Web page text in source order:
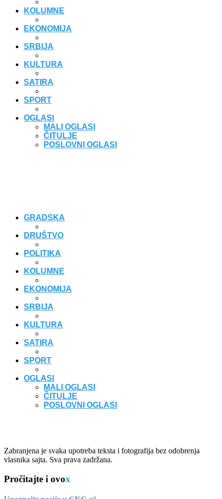
KOLUMNE
EKONOMIJA
SRBIJA
KULTURA
SATIRA
SPORT
OGLASI
MALI OGLASI
ČITULJE
POSLOVNI OGLASI
GRADSKA
DRUŠTVO
POLITIKA
KOLUMNE
EKONOMIJA
SRBIJA
KULTURA
SATIRA
SPORT
OGLASI
MALI OGLASI
ČITULJE
POSLOVNI OGLASI
Zabranjena je svaka upotreba teksta i fotografija bez odobrenja
vlasnika sajta. Sva prava zadržana.
Pročitajte i ovox